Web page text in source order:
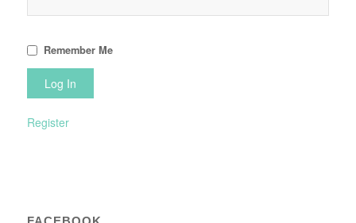
Remember Me
Register